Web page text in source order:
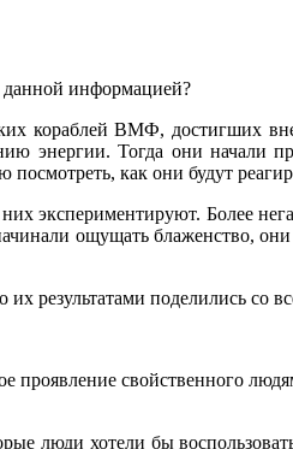
данной информацией?
ВМФ, достигших
энергии. Тогда они начали
как они будут
экспериментируют. Более
ощущать блаженство,
результатами поделились со
проявление свойственного
люди хотели бы